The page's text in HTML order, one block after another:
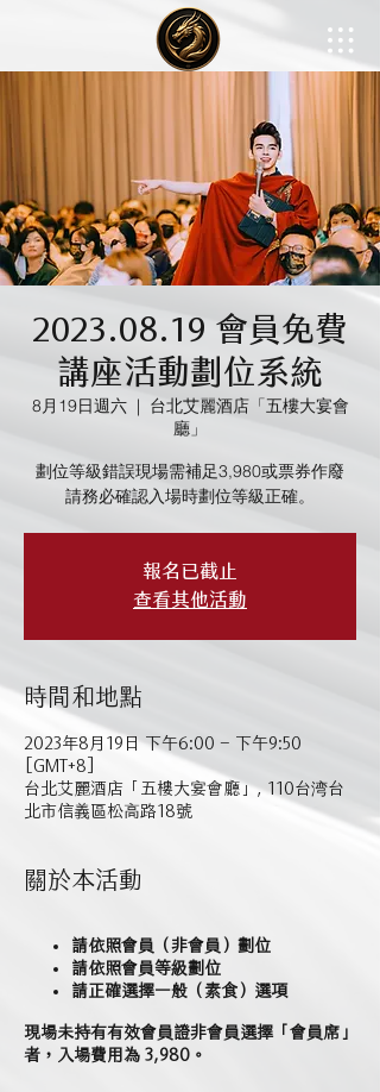
2023.08.19 會員免費
講座活動劃位系統
8月19日週六
  |
台北艾麗酒店「五樓大宴會
廳」
劃位等級錯誤現場需補足3,980或票券作廢
請務必確認入場時劃位等級正確。
報名已截止
查看其他活動
時間和地點
2023年8月19日 下午6:00 – 下午9:50
[GMT+8]
台北艾麗酒店「五樓大宴會廳」, 110台湾台
北市信義區松高路18號
關於本活動
請依照會員（非會員）劃位
請依照會員等級劃位
請正確選擇一般（素食）選項
現場未持有有效會員證非會員選擇「會員席」
者，入場費用為 3,980。